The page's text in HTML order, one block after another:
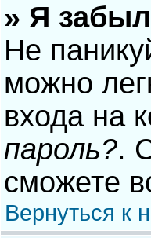
» Я
Не
можно
входа на
пароль?.
сможете
Вернуться к